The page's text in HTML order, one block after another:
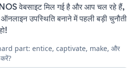
वेबसाइट मिल गई है और आप चल रहे हैं,
उपस्थिति बनाने में पहली बड़ी चुनौती
part: entice, captivate, make, और